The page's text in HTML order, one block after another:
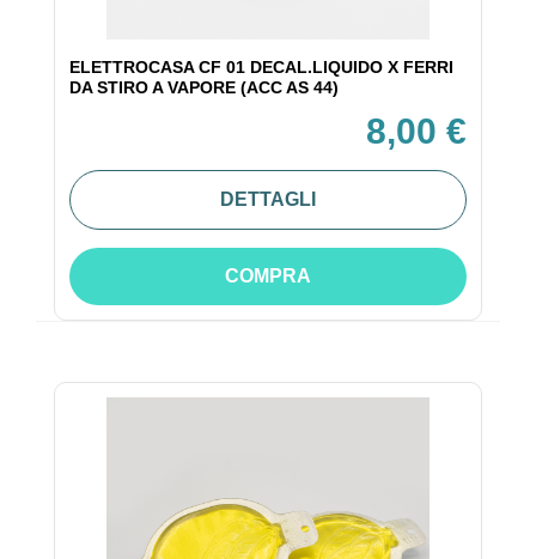
ELETTROCASA CF 01 DECAL.LIQUIDO X FERRI
DA STIRO A VAPORE (ACC AS 44)
8,00 €
DETTAGLI
COMPRA